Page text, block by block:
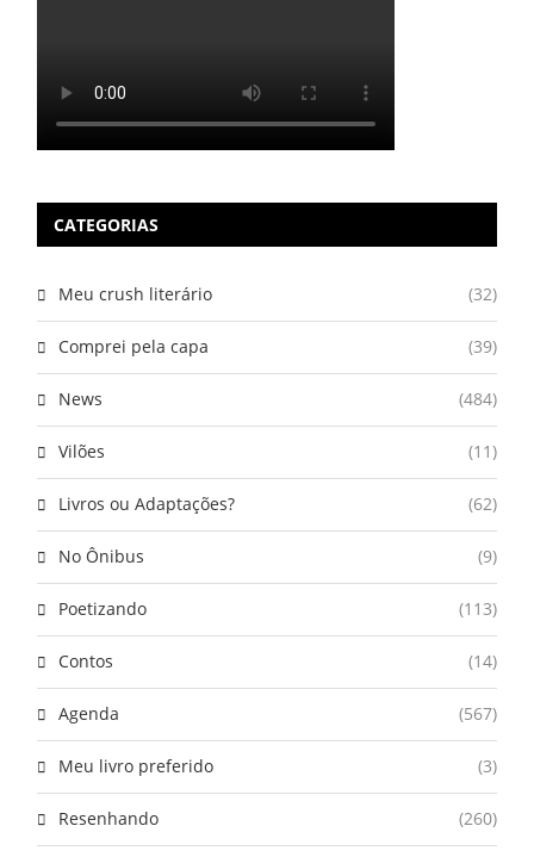
CATEGORIAS
Meu crush literário (32)
Comprei pela capa (39)
News (484)
Vilões (11)
Livros ou Adaptações? (62)
No Ônibus (9)
Poetizando (113)
Contos (14)
Agenda (567)
Meu livro preferido (3)
Resenhando (260)